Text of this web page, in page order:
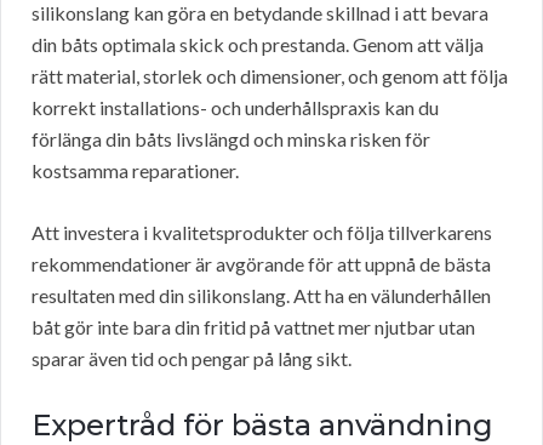
silikonslang kan göra en betydande skillnad i att bevara
din båts optimala skick och prestanda. Genom att välja
rätt material, storlek och dimensioner, och genom att följa
korrekt installations- och underhållspraxis kan du
förlänga din båts livslängd och minska risken för
kostsamma reparationer.
Att investera i kvalitetsprodukter och följa tillverkarens
rekommendationer är avgörande för att uppnå de bästa
resultaten med din silikonslang. Att ha en välunderhållen
båt gör inte bara din fritid på vattnet mer njutbar utan
sparar även tid och pengar på lång sikt.
Expertråd för bästa användning